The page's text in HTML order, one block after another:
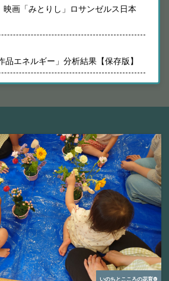
画「みとりし」ロサンゼルス日本
品エネルギー」分析結果【保存版】
いのちとこころの花育®